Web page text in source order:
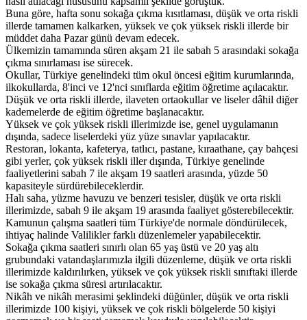
Buna göre, hafta sonu sokağa çıkma kısıtlaması, düşük ve orta riskli
illerde tamamen kalkarken, yüksek ve çok yüksek riskli illerde bir
müddet daha Pazar günü devam edecek.
Ülkemizin tamamında süren akşam 21 ile sabah 5 arasındaki sokağa
çıkma sınırlaması ise sürecek.
Okullar, Türkiye genelindeki tüm okul öncesi eğitim kurumlarında,
ilkokullarda, 8'inci ve 12'nci sınıflarda eğitim öğretime açılacaktır.
Düşük ve orta riskli illerde, ilaveten ortaokullar ve liseler dâhil diğer
kademelerde de eğitim öğretime başlanacaktır.
Yüksek ve çok yüksek riskli illerimizde ise, genel uygulamanın
dışında, sadece liselerdeki yüz yüze sınavlar yapılacaktır.
Restoran, lokanta, kafeterya, tatlıcı, pastane, kıraathane, çay bahçesi
gibi yerler, çok yüksek riskli iller dışında, Türkiye genelinde
faaliyetlerini sabah 7 ile akşam 19 saatleri arasında, yüzde 50
kapasiteyle sürdürebileceklerdir.
Halı saha, yüzme havuzu ve benzeri tesisler, düşük ve orta riskli
illerimizde, sabah 9 ile akşam 19 arasında faaliyet gösterebilecektir.
Kamunun çalışma saatleri tüm Türkiye'de normale döndürülecek,
ihtiyaç halinde Valilikler farklı düzenlemeler yapabilecektir.
Sokağa çıkma saatleri sınırlı olan 65 yaş üstü ve 20 yaş altı
grubundaki vatandaşlarımızla ilgili düzenleme, düşük ve orta riskli
illerimizde kaldırılırken, yüksek ve çok yüksek riskli sınıftaki illerde
ise sokağa çıkma süresi artırılacaktır.
Nikâh ve nikâh merasimi şeklindeki düğünler, düşük ve orta riskli
illerimizde 100 kişiyi, yüksek ve çok riskli bölgelerde 50 kişiyi